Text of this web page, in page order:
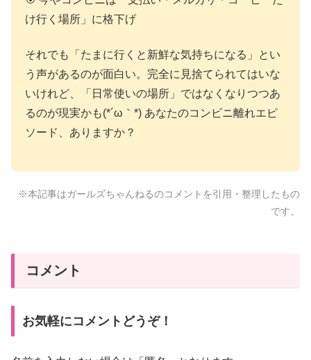
け行く場所」に格下げ
それでも「たまに行くと新鮮な気持ちになる」とい
う声があるのが面白い。完全に見捨てられてはいな
いけれど、「日常使いの場所」ではなくなりつつあ
るのが現実かも(*´ω｀*) あなたのコンビニ離れエピ
ソード、ありますか？
※本記事はガールズちゃんねるのコメントを引用・整理したもの
です。
コメント
お気軽にコメントどうぞ！